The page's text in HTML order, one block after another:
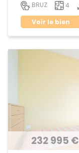
BRUZ 4
Voir le bien
232 995 €